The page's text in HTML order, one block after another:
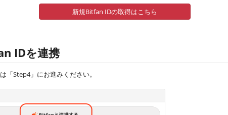
新規Bitfan IDの取得はこちら
IDを連携
「Step4」にお進みください。